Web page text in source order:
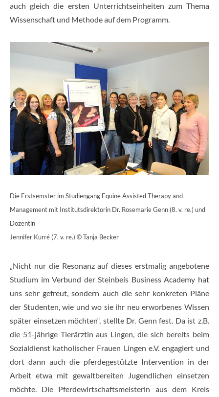
auch gleich die ersten Unterrichtseinheiten zum Thema
Wissenschaft und Methode auf dem Programm.
Die Erstsemster im Studiengang Equine Assisted Therapy and
Management mit Institutsdirektorin Dr. Rosemarie Genn (8. v. re.) und
Dozentin
Jennifer Kurré (7. v. re.) © Tanja Becker
„Nicht nur die Resonanz auf dieses erstmalig angebotene
Studium im Verbund der Steinbeis Business Academy hat
uns sehr gefreut, sondern auch die sehr konkreten Pläne
der Studenten, wie und wo sie ihr neu erworbenes Wissen
später einsetzen möchten“, stellte Dr. Genn fest. Da ist z.B.
die 51-jährige Tierärztin aus Lingen, die sich bereits beim
Sozialdienst katholischer Frauen Lingen e.V. engagiert und
dort dann auch die pferdegestützte Intervention in der
Arbeit etwa mit gewaltbereiten Jugendlichen einsetzen
möchte. Die Pferdewirtschaftsmeisterin aus dem Kreis